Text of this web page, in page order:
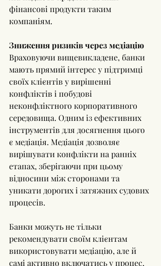
фінансові продукти таким
компаніям.
Зниження ризиків через медіацію
Враховуючи вищевикладене, банки
мають прямий інтерес у підтримці
своїх клієнтів у вирішенні
конфліктів і побудові
неконфліктного корпоративного
середовища. Одним із ефективних
інструментів для досягнення цього
є медіація. Медіація дозволяє
вирішувати конфлікти на ранніх
етапах, зберігаючи при цьому
відносини між сторонами та
уникати дорогих і затяжних судових
процесів.
Банки можуть не тільки
рекомендувати своїм клієнтам
використовувати медіацію, але й
самі активно включатись у процес,